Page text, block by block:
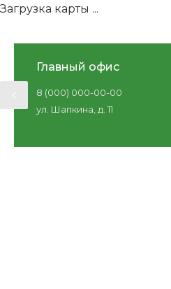
Главный офис
8 (000) 000-00-00
ул. Шапкина, д. 11
Загрузка карты ...